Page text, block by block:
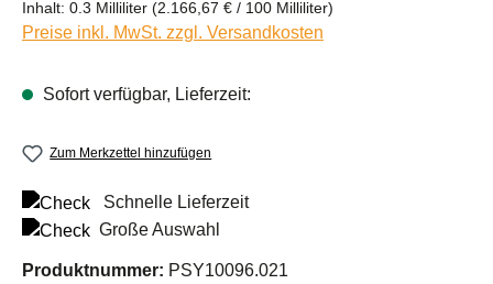
Inhalt: 0.3 Milliliter (2.166,67 € / 100 Milliliter)
Preise inkl. MwSt. zzgl. Versandkosten
Sofort verfügbar, Lieferzeit:
Zum Merkzettel hinzufügen
Schnelle Lieferzeit
Große Auswahl
Produktnummer: PSY10096.021